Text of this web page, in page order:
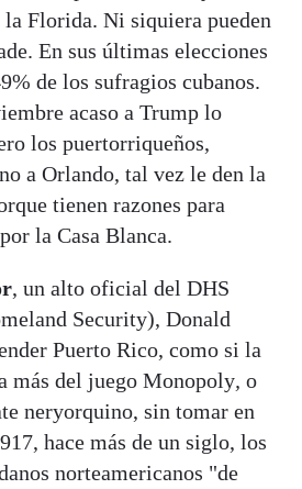
Florida. Ni siquiera pueden
En sus últimas elecciones
de los sufragios cubanos.
acaso a Trump lo
los puertorriqueños,
a Orlando, tal vez le den la
tienen razones para
la Casa Blanca.
, un alto oficial del DHS
Security), Donald
Puerto Rico, como si la
más del juego Monopoly, o
neryorquino, sin tomar en
hace más de un siglo, los
norteamericanos "de